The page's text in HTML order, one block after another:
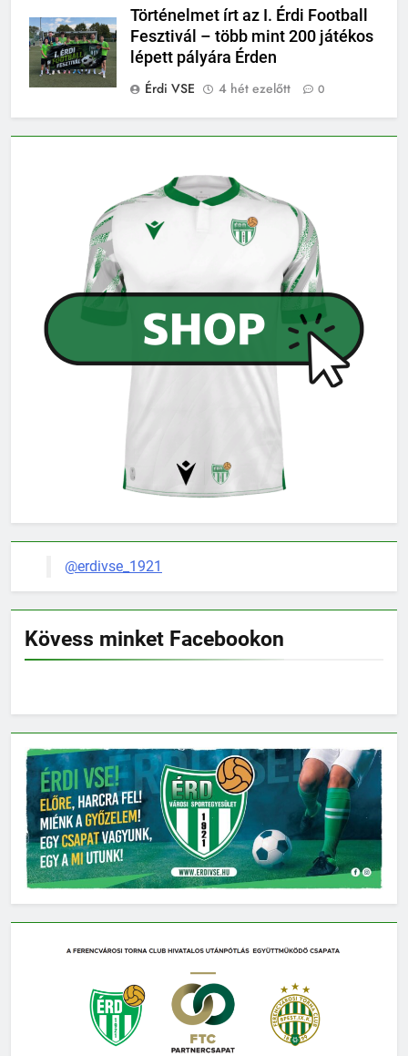
Történelmet írt az I. Érdi Football
Fesztivál – több mint 200 játékos
lépett pályára Érden
Érdi VSE
4 hét ezelőtt 0
@erdivse_1921
Kövess minket Facebookon